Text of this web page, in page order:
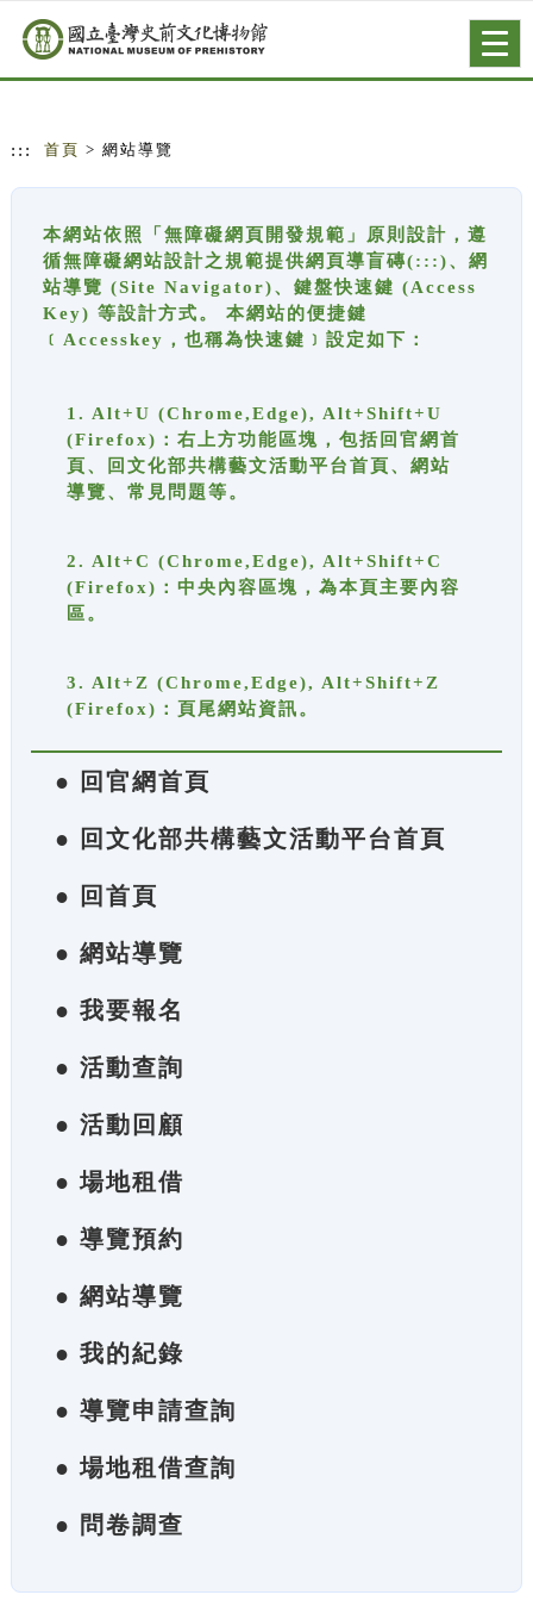
跳到主要內容
網站導覽
::: 首頁 > 網站導覽
本網站依照「無障礙網頁開發規範」原則設計，遵
循無障礙網站設計之規範提供網頁導盲磚(:::)、網
站導覽 (Site Navigator)、鍵盤快速鍵 (Access
Key) 等設計方式。 本網站的便捷鍵
﹝Accesskey，也稱為快速鍵﹞設定如下：
1. Alt+U (Chrome,Edge), Alt+Shift+U
(Firefox)：右上方功能區塊，包括回官網首
頁、回文化部共構藝文活動平台首頁、網站
導覽、常見問題等。
2. Alt+C (Chrome,Edge), Alt+Shift+C
(Firefox)：中央內容區塊，為本頁主要內容
區。
3. Alt+Z (Chrome,Edge), Alt+Shift+Z
(Firefox)：頁尾網站資訊。
● 回官網首頁
● 回文化部共構藝文活動平台首頁
● 回首頁
● 網站導覽
● 我要報名
● 活動查詢
● 活動回顧
● 場地租借
● 導覽預約
● 網站導覽
● 我的紀錄
● 導覽申請查詢
● 場地租借查詢
● 問卷調查